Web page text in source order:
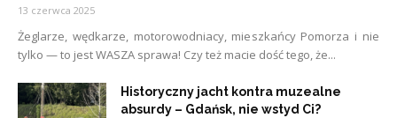
13 czerwca 2025
Żeglarze, wędkarze, motorowodniacy, mieszkańcy Pomorza i nie
tylko — to jest WASZA sprawa! Czy też macie dość tego, że...
Historyczny jacht kontra muzealne
absurdy – Gdańsk, nie wstyd Ci?